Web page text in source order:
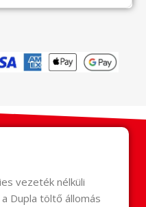
vezeték nélküli
Dupla töltő állomás